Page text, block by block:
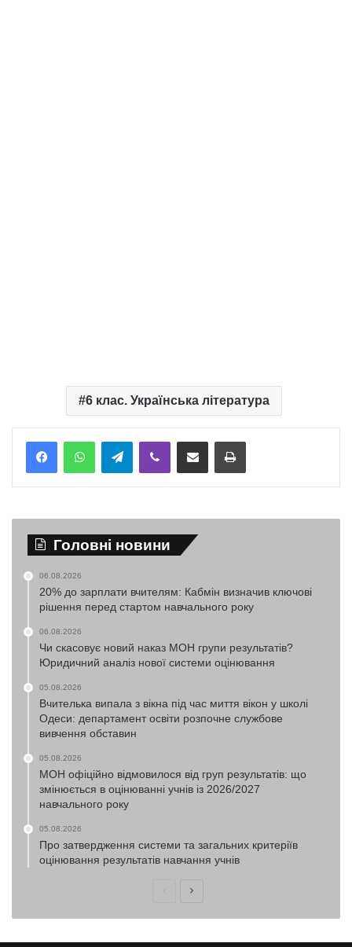
6 клас. Українська література
TelegramViber Надіслати електронною поштоюНадрукувати
Головні новини
06.08.2026
20% до зарплати вчителям: Кабмін визначив ключові
рішення перед стартом навчального року
06.08.2026
Чи скасовує новий наказ МОН групи результатів?
Юридичний аналіз нової системи оцінювання
05.08.2026
Вчителька випала з вікна під час миття вікон у школі
Одеси: департамент освіти розпочне службове
вивчення обставин
05.08.2026
МОН офіційно відмовилося від груп результатів: що
змінюється в оцінюванні учнів із 2026/2027
навчального року
05.08.2026
Про затвердження системи та загальних критеріїв
оцінювання результатів навчання учнів
ПопередняНаступна